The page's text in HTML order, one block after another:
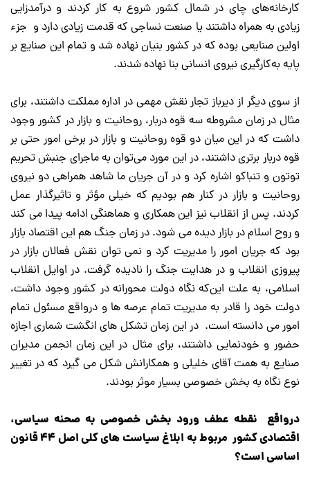
کارخانه‌های چای در شمال کشور شروع به کار کردند و درآمدزایی
زیادی به همراه داشتند یا صنعت نساجی که قدمت زیادی دارد و جزء
اولین صنایعی بوده که در کشور بنیان نهاده شد و تمام این صنایع بر
پایه به‌کارگیری نیروی انسانی بنا نهاده شدند.
از سوی دیگر از دیرباز تجار نقش مهمی در اداره مملکت داشتند، برای
مثال در زمان مشروطه سه قوه دربار، روحانیت و بازار در کشور وجود
داشت که در این میان دو قوه روحانیت و بازار در برخی امور حتی بر
قوه دربار برتری داشتند، در این مورد می‌توان به ماجرای جنبش تحریم
توتون و تنباکو اشاره کرد و در آن جریان ما شاهد همراهی دو نیروی
روحانیت و بازار در کنار هم بودیم که خیلی مؤثر و تاثیرگذار عمل
کردند. پس از انقلاب نیز این همکاری و هماهنگی ادامه پیدا می کند
و روح اسلام در بازار دیده می شود. در زمان جنگ هم این اقتصاد بازار
بود که جریان امور را مدیریت کرد و نمی توان نقش فعالان بازار در
پیروزی انقلاب و در هدایت جنگ را نادیده گرفت. در اوایل انقلاب
اسلامی، به علت این‌که نگاه دولت محورانه در کشور وجود داشت،
دولت خود را قادر به مدیریت تمام عرصه ها و درواقع مسئول تمام
امور می دانسته است. در این زمان تشکل های انگشت شماری اجازه
حضور و خودنمایی داشتند، برای مثال در این زمان انجمن مدیران
صنایع به همت آقای خلیلی و همکارانش شکل می گیرد که در تغییر
نوع نگاه به بخش خصوصی بسیار موثر بودند.
درواقع نقطه عطف ورود بخش خصوصی به صحنه سیاسی،
اقتصادی کشور مربوط به ابلاغ سیاست های کلی اصل ۴۴ قانون
اساسی است؟